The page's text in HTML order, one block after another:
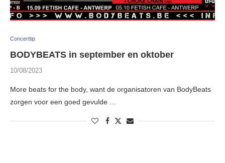
Concerttip
BODYBEATS in september en oktober
10/08/2023
More beats for the body, want de organisatoren van BodyBeats
zorgen voor een goed gevulde …